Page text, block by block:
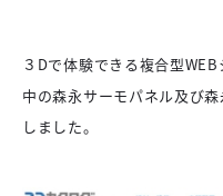
３Dで体験できる複合型
中の森永サーモパネル及び
しました。